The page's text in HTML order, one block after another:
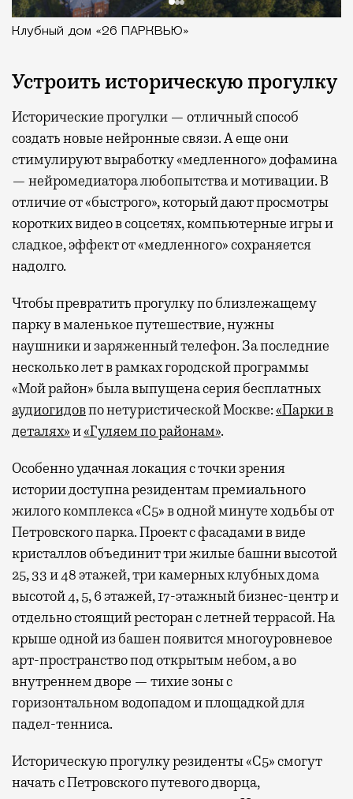
Клубный дом «26 ПАРКВЬЮ»
Устроить историческую прогулку
Исторические прогулки — отличный способ
создать новые нейронные связи. А еще они
стимулируют выработку «медленного» дофамина
— нейромедиатора любопытства и мотивации. В
отличие от «быстрого», который дают просмотры
коротких видео в соцсетях, компьютерные игры и
сладкое, эффект от «медленного» сохраняется
надолго.
Чтобы превратить прогулку по близлежащему
парку в маленькое путешествие, нужны
наушники и заряженный телефон. За последние
несколько лет в рамках городской программы
«Мой район» была выпущена серия бесплатных
аудиогидовпо нетуристической Москве:«Парки в
деталях»и«Гуляем по районам».
Особенно удачная локация с точки зрения
истории доступна резидентам премиального
жилого комплекса «С5»в одной минуте ходьбы от
Петровского парка. Проект с фасадами в виде
кристаллов объединит три жилые башни высотой
25, 33 и 48 этажей, три камерных клубных дома
высотой 4, 5, 6 этажей, 17-этажный бизнес-центр и
отдельно стоящий ресторан с летней террасой. На
крыше одной из башен появится многоуровневое
арт-пространство под открытым небом, а во
внутреннем дворе — тихие зоны с
горизонтальном водопадом и площадкой для
падел-тенниса.
Историческую прогулку резиденты «С5» смогут
начать с Петровского путевого дворца,